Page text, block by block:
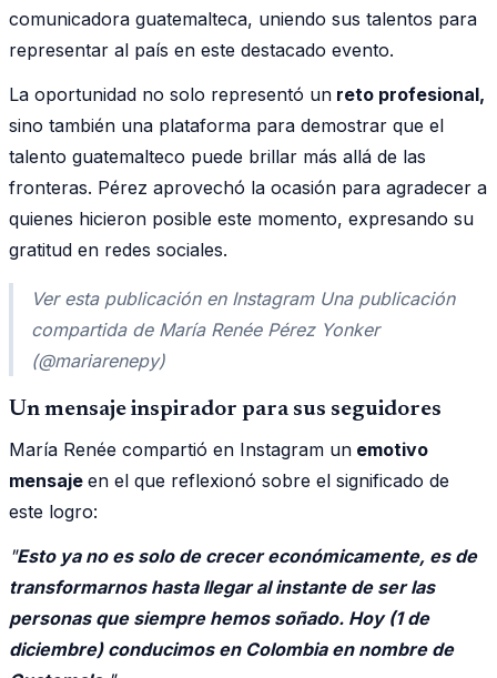
comunicadora guatemalteca, uniendo sus talentos para
representar al país en este destacado evento.
La oportunidad no solo representó un reto profesional,
sino también una plataforma para demostrar que el
talento guatemalteco puede brillar más allá de las
fronteras. Pérez aprovechó la ocasión para agradecer a
quienes hicieron posible este momento, expresando su
gratitud en redes sociales.
Ver esta publicación en Instagram Una publicación
compartida de María Renée Pérez Yonker
(@mariarenepy)
Un mensaje inspirador para sus seguidores
María Renée compartió en Instagram un emotivo
mensaje en el que reflexionó sobre el significado de
este logro:
"Esto ya no es solo de crecer económicamente, es de
transformarnos hasta llegar al instante de ser las
personas que siempre hemos soñado. Hoy (1 de
diciembre) conducimos en Colombia en nombre de